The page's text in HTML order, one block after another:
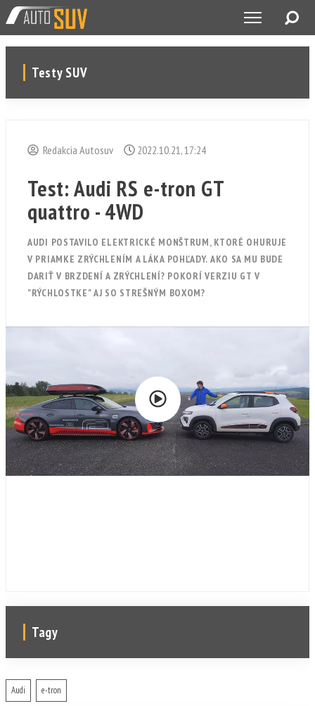
Testy SUV
Redakcia Autosuv 2022.10.21, 17:24
Test: Audi RS e-tron GT
quattro - 4WD
AUDI POSTAVILO ELEKTRICKÉ MONŠTRUM, KTORÉ OHURUJE
V PRIAMKE ZRÝCHLENÍM A LÁKA POHĽADY. AKO SA MU BUDE
DARIŤ V BRZDENÍ A ZRÝCHLENÍ? POKORÍ VERZIU GT V
"RÝCHLOSTKE" AJ SO STREŠNÝM BOXOM?
Tagy
Audi e-tron